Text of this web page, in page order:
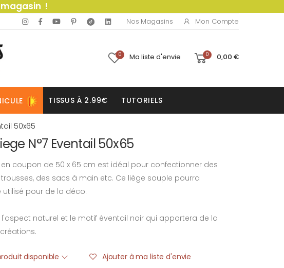
!
Nos Magasins Mon Compte
0 Ma liste d'envie 0 0,00 €
TISSUS À 2.99€ TUTORIELS
50x65
N°7 Eventail 50x65
coupon de 50 x 65 cm est idéal pour confectionner des
des sacs à main etc. Ce liège souple pourra
pour de la déco.
l'aspect naturel et le motif éventail noir qui apportera de la
disponible Ajouter à ma liste d'envie